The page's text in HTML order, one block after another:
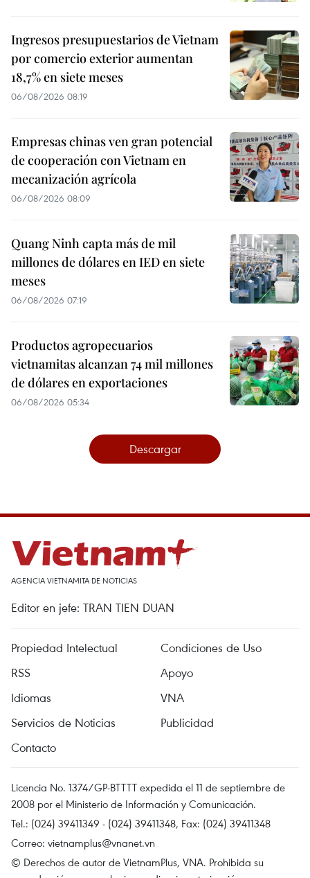
Ingresos presupuestarios de Vietnam
por comercio exterior aumentan
18,7% en siete meses
06/08/2026 08:19
Empresas chinas ven gran potencial
de cooperación con Vietnam en
mecanización agrícola
06/08/2026 08:09
Quang Ninh capta más de mil
millones de dólares en IED en siete
meses
06/08/2026 07:19
Productos agropecuarios
vietnamitas alcanzan 74 mil millones
de dólares en exportaciones
06/08/2026 05:34
Descargar
AGENCIA VIETNAMITA DE NOTICIAS
Editor en jefe: TRAN TIEN DUAN
Propiedad Intelectual
Condiciones de Uso
RSS
Apoyo
Idiomas
VNA
Servicios de Noticias
Publicidad
Contacto
Licencia No. 1374/GP-BTTTT expedida el 11 de septiembre de
2008 por el Ministerio de Información y Comunicación.
Tel.: (024) 39411349 - (024) 39411348, Fax: (024) 39411348
Correo: vietnamplus@vnanet.vn
© Derechos de autor de VietnamPlus, VNA. Prohibida su